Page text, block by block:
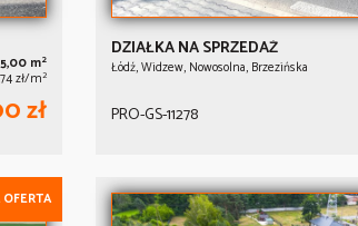
m2
zł/m2
zł
DZIAŁKA NA SPRZEDAŻ
Łódź, Widzew, Nowosolna, Brzezińska
PRO-GS-11278